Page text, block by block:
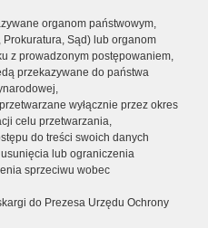
organom państwowym,
Sąd) lub organom
z prowadzonym postępowaniem,
przekazywane do państwa
wyłącznie przez okres
celu przetwarzania,
do treści swoich danych
lub ograniczenia
sprzeciwu wobec
do Prezesa Urzędu Ochrony